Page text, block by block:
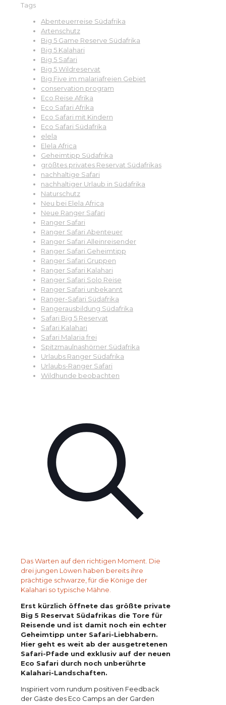
Tags
Abenteuerreise Südafrika
Artenschutz
Big 5 Game Reserve Südafrika
Big 5 Kalahari
Big 5 Safari
Big 5 Wildreservat
Big Five im malariafreien Gebiet
conservation program
Eco Reise Afrika
Eco Safari Afrika
Eco Safari mit Kindern
Eco Safari Südafrika
elela
Elela Africa
Geheimtipp Südafrika
größtes privates Reservat Südafrikas
nachhaltige Safari
nachhaltiger Urlaub in Südafrika
Naturschutz
Neu bei Elela Africa
Neue Ranger Safari
Ranger Safari
Ranger Safari Abenteuer
Ranger Safari Alleinreisender
Ranger Safari Geheimtipp
Ranger Safari Gruppen
Ranger Safari Kalahari
Ranger Safari Solo Reise
Ranger Safari unbekannt
Ranger-Safari Südafrika
Rangerausbildung Südafrika
Safari Big 5 Reservat
Safari Kalahari
Safari Malaria frei
Spitzmaulnashörner Südafrika
Urlaubs Ranger Südafrika
Urlaubs-Ranger Safari
Wildhunde beobachten
Das Warten auf den richtigen Moment. Die
drei jungen Löwen haben bereits ihre
prächtige schwarze, für die Könige der
Kalahari so typische Mähne.
Erst kürzlich öffnete das größte private
Big 5 Reservat Südafrikas die Tore für
Reisende und ist damit noch ein echter
Geheimtipp unter Safari-Liebhabern.
Hier geht es weit ab der ausgetretenen
Safari-Pfade und exklusiv auf der neuen
Eco Safari durch noch unberührte
Kalahari-Landschaften.
Inspiriert vom rundum positiven Feedback
der Gäste des Eco Camps an der Garden